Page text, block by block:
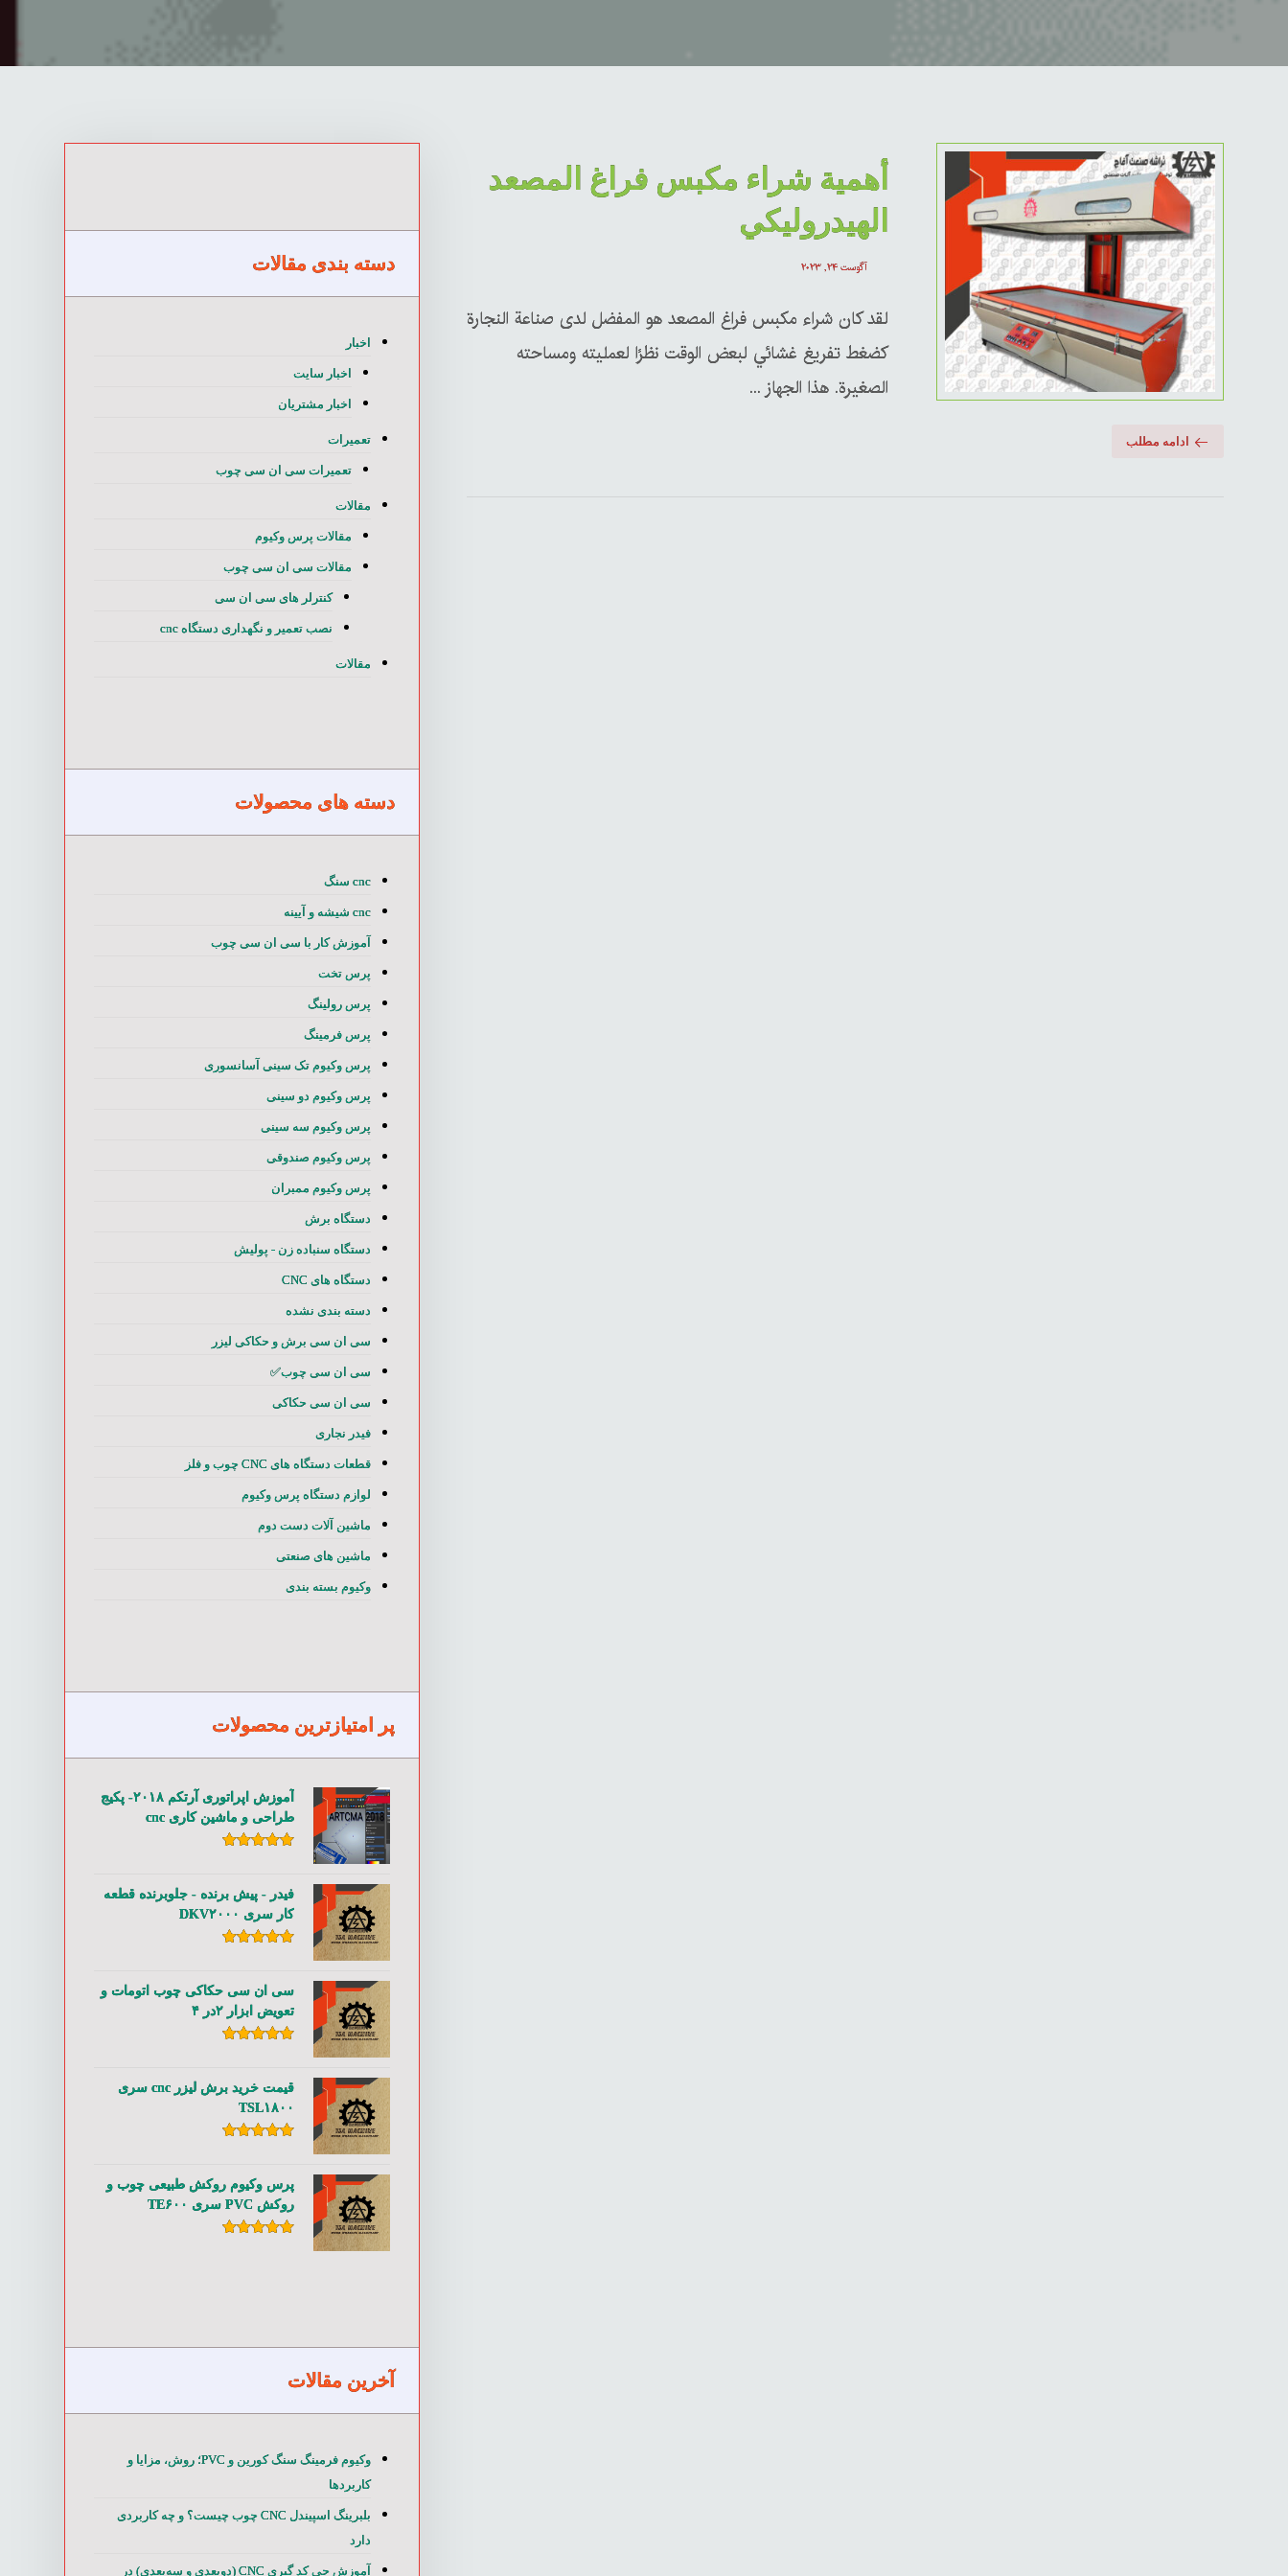
أهمية شراء مكبس فراغ المصعد
الهيدروليكي
آگوست ۲۴, ۲۰۲۳
لقد كان شراء مكبس فراغ المصعد هو المفضل لدى صناعة النجارة
كضغط تفريغ غشائي لبعض الوقت نظرًا لعمليته ومساحته
الصغيرة. هذا الجهاز ...
ادامه مطلب
دسته بندی مقالات
اخبار
اخبار سایت
اخبار مشتریان
تعمیرات
تعمیرات سی ان سی چوب
مقالات
مقالات پرس وکیوم
مقالات سی ان سی چوب
کنترلر های سی ان سی
نصب تعمیر و نگهداری دستگاه cnc
مقالات
دسته های محصولات
cnc سنگ
cnc شیشه و آیینه
آموزش کار با سی ان سی چوب
پرس تخت
پرس رولینگ
پرس فرمینگ
پرس وکیوم تک سینی آسانسوری
پرس وکیوم دو سینی
پرس وکیوم سه سینی
پرس وکیوم صندوقی
پرس وکیوم ممبران
دستگاه برش
دستگاه سنباده زن - پولیش
دستگاه های CNC
دسته بندی نشده
سی ان سی برش و حکاکی لیزر
سی ان سی چوب✅
سی ان سی حکاکی
فیدر نجاری
قطعات دستگاه های CNC چوب و فلز
لوازم دستگاه پرس وکیوم
ماشین آلات دست دوم
ماشین های صنعتی
وکیوم بسته بندی
پر امتیازترین محصولات
آموزش اپراتوری آرتکم ۲۰۱۸- پکیج
طراحی و ماشین کاری cnc
فیدر - پیش برنده - جلوبرنده قطعه
کار سری DKV۲۰۰۰
سی ان سی حکاکی چوب اتومات و
تعویض ابزار ۲در ۴
قیمت خرید برش لیزر cnc سری
TSL۱۸۰۰
پرس وکیوم روکش طبیعی چوب و
روکش PVC سری TE۶۰۰
آخرین مقالات
وکیوم فرمینگ سنگ کورین و PVC؛ روش، مزایا و
کاربردها
بلبرینگ اسپیندل CNC چوب چیست؟ و چه کاربردی
دارد
آموزش جی کد گیری CNC (دوبعدی و سه‌بعدی) در